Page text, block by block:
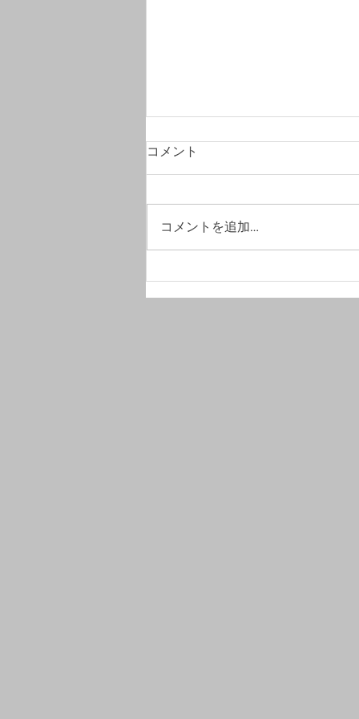
#CGではありません。
コメント
コメントを追加…